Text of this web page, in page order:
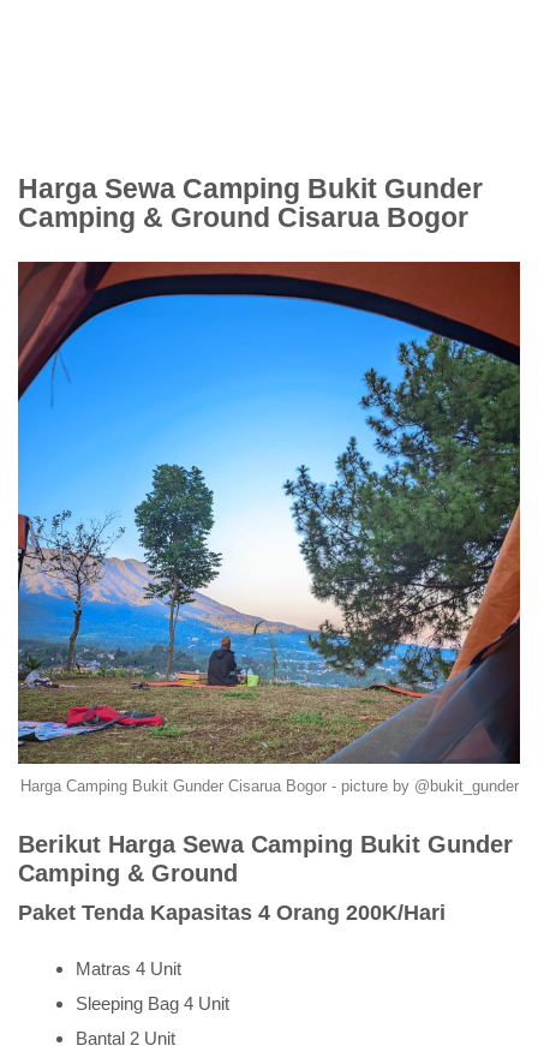
Harga Sewa Camping Bukit Gunder
Camping & Ground Cisarua Bogor
Harga Camping Bukit Gunder Cisarua Bogor - picture by @bukit_gunder
Berikut Harga Sewa Camping Bukit Gunder
Camping & Ground
Paket Tenda Kapasitas 4 Orang 200K/Hari
Matras 4 Unit
Sleeping Bag 4 Unit
Bantal 2 Unit